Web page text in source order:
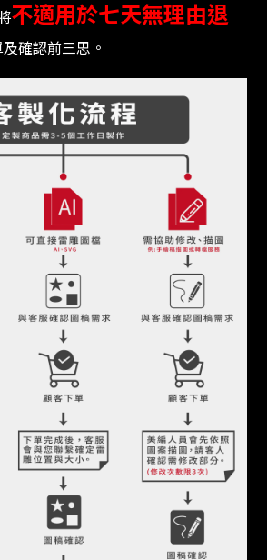
不適用於七天無理由退
及確認前三思。